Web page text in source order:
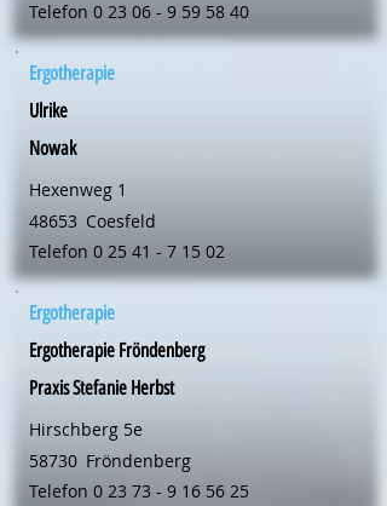
Telefon 0 23 06 - 9 59 58 40
Ergotherapie
Ulrike
Nowak
Hexenweg 1
48653 Coesfeld
Telefon 0 25 41 - 7 15 02
Ergotherapie
Ergotherapie Fröndenberg
Praxis Stefanie Herbst
Hirschberg 5e
58730 Fröndenberg
Telefon 0 23 73 - 9 16 56 25